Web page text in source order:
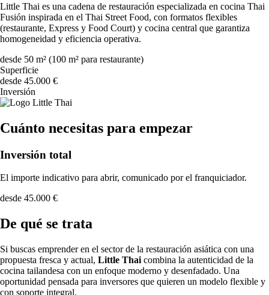
Little Thai es una cadena de restauración especializada en cocina Thai
Fusión inspirada en el Thai Street Food, con formatos flexibles
(restaurante, Express y Food Court) y cocina central que garantiza
homogeneidad y eficiencia operativa.
desde 50 m² (100 m² para restaurante)
Superficie
desde 45.000 €
Inversión
Cuánto necesitas para empezar
Inversión total
El importe indicativo para abrir, comunicado por el franquiciador.
desde 45.000 €
De qué se trata
Si buscas emprender en el sector de la restauración asiática con una
propuesta fresca y actual, Little Thai combina la autenticidad de la
cocina tailandesa con un enfoque moderno y desenfadado. Una
oportunidad pensada para inversores que quieren un modelo flexible y
con soporte integral.